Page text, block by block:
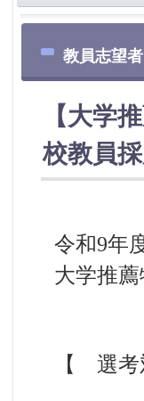
教員志望
【大学
校教員
令和9年
大学推
【 選考